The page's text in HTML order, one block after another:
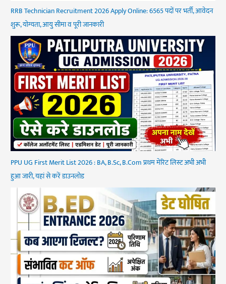
RRB Technician Recruitment 2026 Apply Online: 6565 पदों पर भर्ती, आवेदन
शुरू, योग्यता, आयु सीमा व पूरी जानकारी
PPU UG First Merit List 2026 : BA, B.Sc, B.Com प्रथम मेरिट लिस्ट अभी अभी
हुआ जारी, यहां से करें डाउनलोड